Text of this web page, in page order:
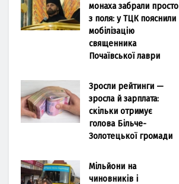
монаха забрали просто
з поля: у ТЦК пояснили
мобілізацію
священника
Почаївської лаври
Зросли рейтинги —
зросла й зарплата:
скільки отримує
голова Більче-
Золотецької громади
Мільйони на
чиновників і